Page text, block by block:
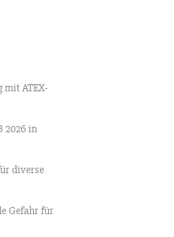
mit ATEX-
2026 in
diverse
Gefahr für